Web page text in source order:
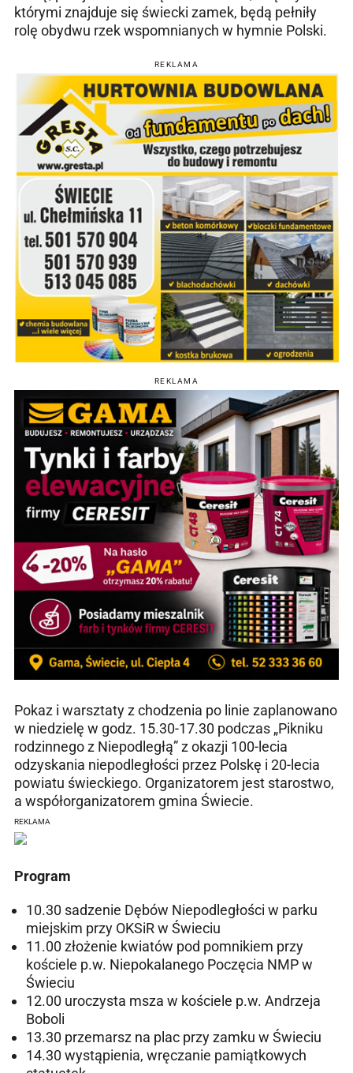
którymi znajduje się świecki zamek, będą pełniły
rolę obydwu rzek wspomnianych w hymnie Polski.
REKLAMA
REKLAMA
Pokaz i warsztaty z chodzenia po linie zaplanowano
w niedzielę w godz. 15.30-17.30 podczas „Pikniku
rodzinnego z Niepodległą” z okazji 100-lecia
odzyskania niepodległości przez Polskę i 20-lecia
powiatu świeckiego. Organizatorem jest starostwo,
a współorganizatorem gmina Świecie.
REKLAMA
Program
10.30 sadzenie Dębów Niepodległości w parku
miejskim przy OKSiR w Świeciu
11.00 złożenie kwiatów pod pomnikiem przy
kościele p.w. Niepokalanego Poczęcia NMP w
Świeciu
12.00 uroczysta msza w kościele p.w. Andrzeja
Boboli
13.30 przemarsz na plac przy zamku w Świeciu
14.30 wystąpienia, wręczanie pamiątkowych